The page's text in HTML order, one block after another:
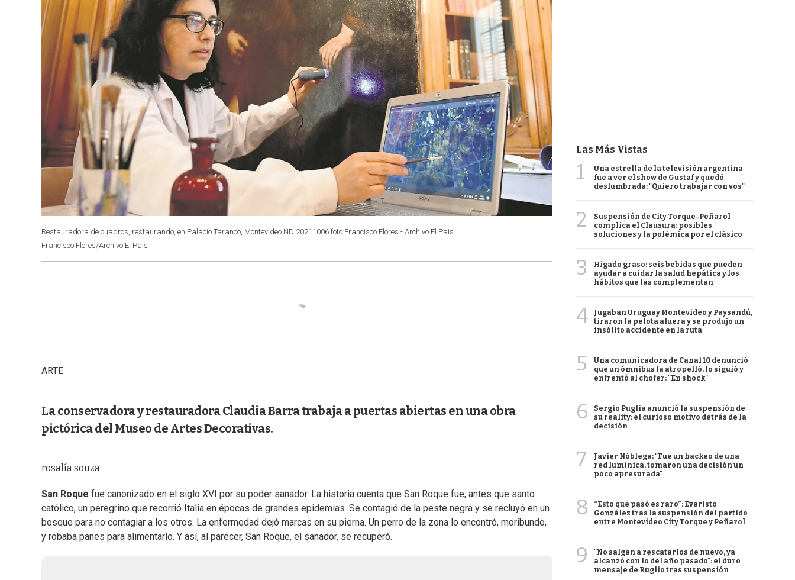
Restauradora de cuadros, restaurando, en Palacio Taranco, Montevideo ND 20211006 foto Francisco Flores - Archivo El Pais
Francisco Flores/Archivo El Pais
ARTE
La conservadora y restauradora Claudia Barra trabaja a puertas abiertas en una obra
pictórica del Museo de Artes Decorativas.
rosalía souza
San Roque fue canonizado en el siglo XVI por su poder sanador. La historia cuenta que San Roque fue, antes que santo
católico, un peregrino que recorrió Italia en épocas de grandes epidemias. Se contagió de la peste negra y se recluyó en un
bosque para no contagiar a los otros. La enfermedad dejó marcas en su pierna. Un perro de la zona lo encontró, moribundo,
y robaba panes para alimentarlo. Y así, al parecer, San Roque, el sanador, se recuperó.
Las Más Vistas
1
Una estrella de la televisión argentina
fue a ver el show de Gustaf y quedó
deslumbrada: "Quiero trabajar con vos"
2
Suspensión de City Torque-Peñarol
complica el Clausura: posibles
soluciones y la polémica por el clásico
3
Hígado graso: seis bebidas que pueden
ayudar a cuidar la salud hepática y los
hábitos que las complementan
4
Jugaban Uruguay Montevideo y Paysandú,
tiraron la pelota afuera y se produjo un
insólito accidente en la ruta
5
Una comunicadora de Canal 10 denunció
que un ómnibus la atropelló, lo siguió y
enfrentó al chofer: "En shock"
6
Sergio Puglia anunció la suspensión de
su reality: el curioso motivo detrás de la
decisión
7
Javier Nóblega: "Fue un hackeo de una
red lumínica, tomaron una decisión un
poco apresurada"
8
“Esto que pasó es raro”: Evaristo
González tras la suspensión del partido
entre Montevideo City Torque y Peñarol
9
"No salgan a rescatarlos de nuevo, ya
alcanzó con lo del año pasado": el duro
mensaje de Ruglio tras suspensión